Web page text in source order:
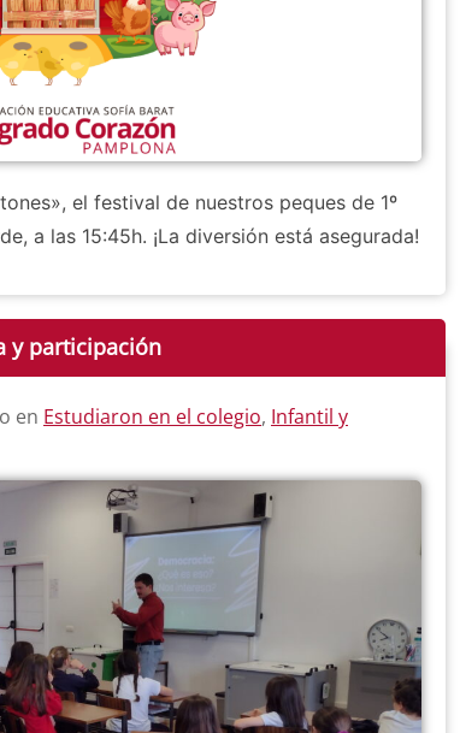
el festival de nuestros peques de 1º
a las 15:45h. ¡La diversión está asegurada!
y participación
en Estudiaron en el colegio, Infantil y